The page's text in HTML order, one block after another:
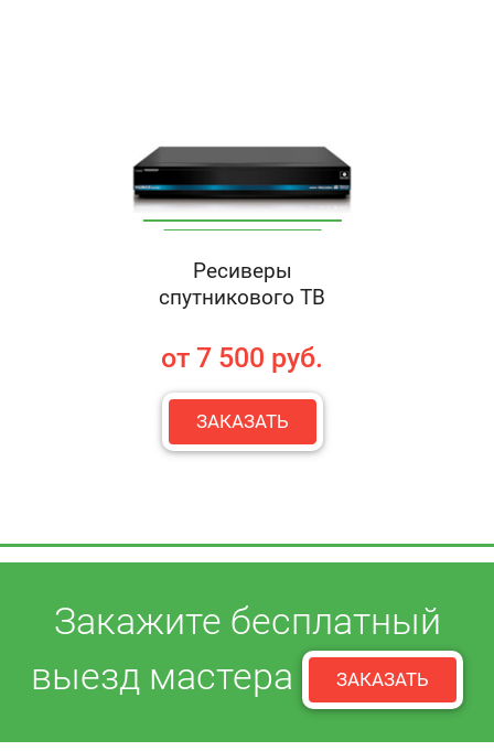
Ресиверы
спутникового ТВ
от 7 500 руб.
ЗАКАЗАТЬ
Закажите бесплатный
выезд мастера
ЗАКАЗАТЬ